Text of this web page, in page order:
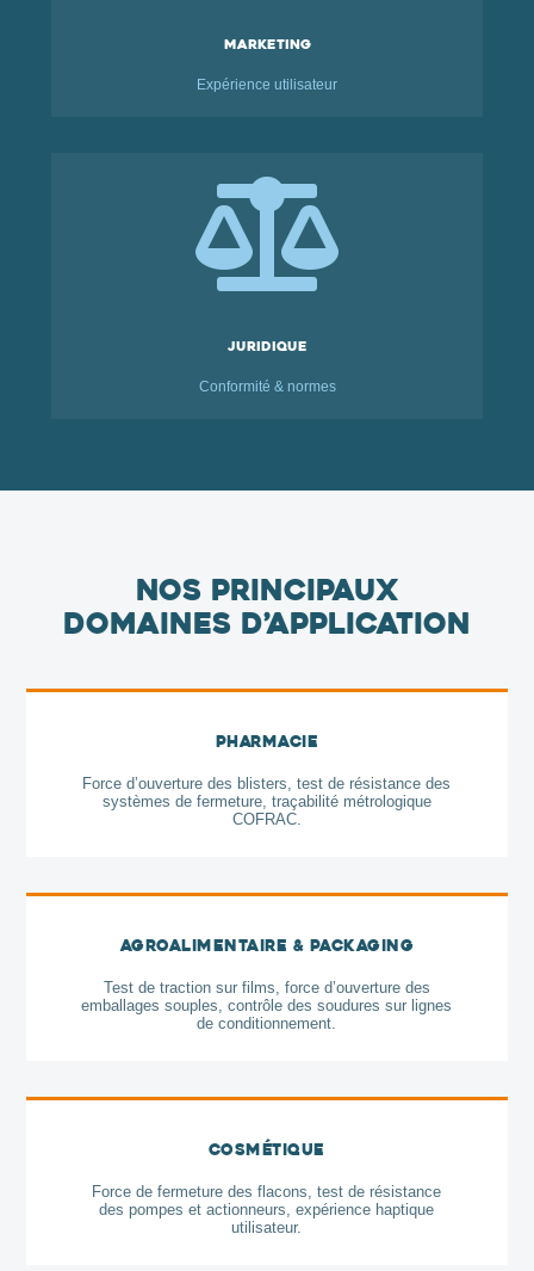
Marketing
Expérience utilisateur

Juridique
Conformité & normes
Nos principaux
domaines d’application
Pharmacie
Force d’ouverture des blisters, test de résistance des
systèmes de fermeture, traçabilité métrologique
COFRAC.
Agroalimentaire & Packaging
Test de traction sur films, force d’ouverture des
emballages souples, contrôle des soudures sur lignes
de conditionnement.
Cosmétique
Force de fermeture des flacons, test de résistance
des pompes et actionneurs, expérience haptique
utilisateur.